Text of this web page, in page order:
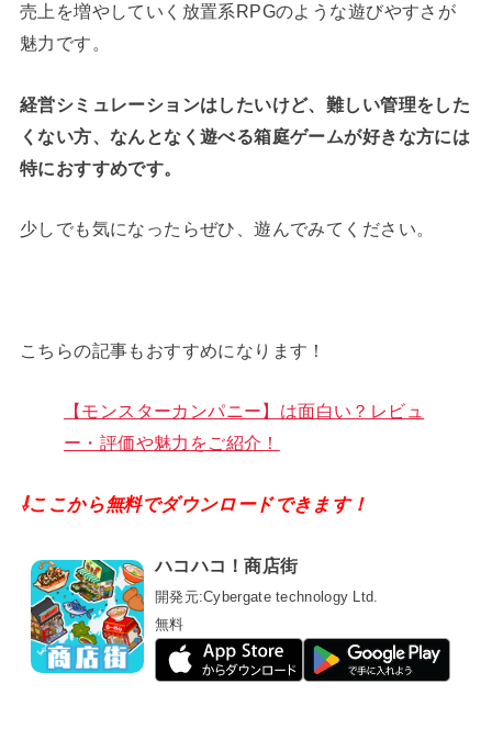
売上を増やしていく放置系RPGのような遊びやすさが
魅力です。
経営シミュレーションはしたいけど、難しい管理をした
くない方、なんとなく遊べる箱庭ゲームが好きな方には
特におすすめです。
少しでも気になったらぜひ、遊んでみてください。
こちらの記事もおすすめになります！
【モンスターカンパニー】は面白い？レビュ
ー・評価や魅力をご紹介！
⇩ここから無料でダウンロードできます！
ハコハコ！商店街
開発元:Cybergate technology Ltd.
無料